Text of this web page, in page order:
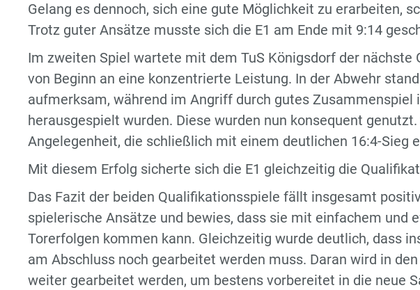
Gelang es dennoch, sich eine gute Möglichkeit zu erarbeiten,
Trotz guter Ansätze musste sich die E1 am Ende mit 9:14
Im zweiten Spiel wartete mit dem TuS Königsdorf der nächste
von Beginn an eine konzentrierte Leistung. In der Abwehr
aufmerksam, während im Angriff durch gutes Zusammenspiel
herausgespielt wurden. Diese wurden nun konsequent
Angelegenheit, die schließlich mit einem deutlichen 16:4-Sieg
Mit diesem Erfolg sicherte sich die E1 gleichzeitig die
Das Fazit der beiden Qualifikationsspiele fällt insgesamt
spielerische Ansätze und bewies, dass sie mit einfachem und
Torerfolgen kommen kann. Gleichzeitig wurde deutlich, dass
am Abschluss noch gearbeitet werden muss. Daran wird in
weiter gearbeitet werden, um bestens vorbereitet in die neue